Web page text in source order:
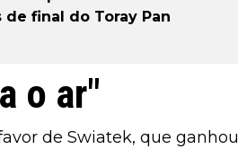
de final do Toray Pan
o ar"
de Swiatek, que ganhou